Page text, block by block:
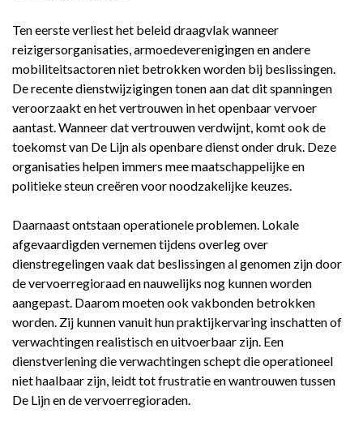
Ten eerste verliest het beleid draagvlak wanneer
reizigersorganisaties, armoedeverenigingen en andere
mobiliteitsactoren niet betrokken worden bij beslissingen.
De recente dienstwijzigingen tonen aan dat dit spanningen
veroorzaakt en het vertrouwen in het openbaar vervoer
aantast. Wanneer dat vertrouwen verdwijnt, komt ook de
toekomst van De Lijn als openbare dienst onder druk. Deze
organisaties helpen immers mee maatschappelijke en
politieke steun creëren voor noodzakelijke keuzes.
Daarnaast ontstaan operationele problemen. Lokale
afgevaardigden vernemen tijdens overleg over
dienstregelingen vaak dat beslissingen al genomen zijn door
de vervoerregioraad en nauwelijks nog kunnen worden
aangepast. Daarom moeten ook vakbonden betrokken
worden. Zij kunnen vanuit hun praktijkervaring inschatten of
verwachtingen realistisch en uitvoerbaar zijn. Een
dienstverlening die verwachtingen schept die operationeel
niet haalbaar zijn, leidt tot frustratie en wantrouwen tussen
De Lijn en de vervoerregioraden.